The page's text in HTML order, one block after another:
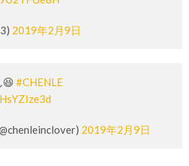
2019年2月9日
😆 #CHENLE
2019年2月9日